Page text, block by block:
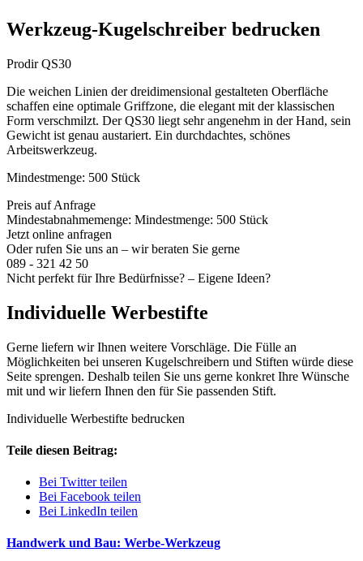
Werkzeug-Kugelschreiber bedrucken
Prodir QS30
Die weichen Linien der dreidimensional gestalteten Oberfläche
schaffen eine optimale Griffzone, die elegant mit der klassischen
Form verschmilzt. Der QS30 liegt sehr angenehm in der Hand, sein
Gewicht ist genau austariert. Ein durchdachtes, schönes
Arbeitswerkzeug.
Mindestmenge: 500 Stück
Preis auf Anfrage
Mindestabnahmemenge: Mindestmenge: 500 Stück
Jetzt online anfragen
Oder rufen Sie uns an – wir beraten Sie gerne
089 - 321 42 50
Nicht perfekt für Ihre Bedürfnisse? – Eigene Ideen?
Individuelle Werbestifte
Gerne liefern wir Ihnen weitere Vorschläge. Die Fülle an
Möglichkeiten bei unseren Kugelschreibern und Stiften würde diese
Seite sprengen. Deshalb teilen Sie uns gerne konkret Ihre Wünsche
mit und wir liefern Ihnen den für Sie passenden Stift.
Individuelle Werbestifte bedrucken
Teile diesen Beitrag:
Bei Twitter teilen
Bei Facebook teilen
Bei LinkedIn teilen
Handwerk und Bau: Werbe-Werkzeug